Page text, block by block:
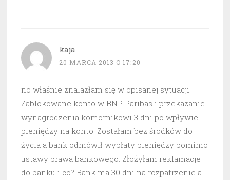
kaja
20 MARCA 2013 O 17:20
no właśnie znalazłam się w opisanej sytuacji.
Zablokowane konto w BNP Paribas i przekazanie
wynagrodzenia komornikowi 3 dni po wpływie
pieniędzy na konto. Zostałam bez środków do
życia a bank odmówił wypłaty pieniędzy pomimo
ustawy prawa bankowego. Złożyłam reklamacje
do banku i co? Bank ma 30 dni na rozpatrzenie a